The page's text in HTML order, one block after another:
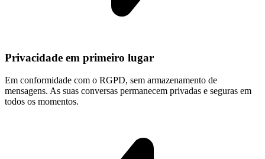
Privacidade em primeiro lugar
Em conformidade com o RGPD, sem armazenamento de
mensagens. As suas conversas permanecem privadas e seguras em
todos os momentos.